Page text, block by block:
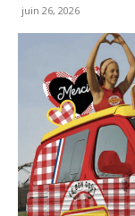
juin 26, 2026